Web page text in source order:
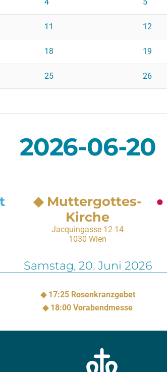
4 5
11 12
18 19
25 26
2026-06-20
Muttergottes-
Kirche
Jacquingasse 12-14
1030 Wien
Samstag, 20. Juni 2026
17:25 Rosenkranzgebet
18:00Vorabendmesse